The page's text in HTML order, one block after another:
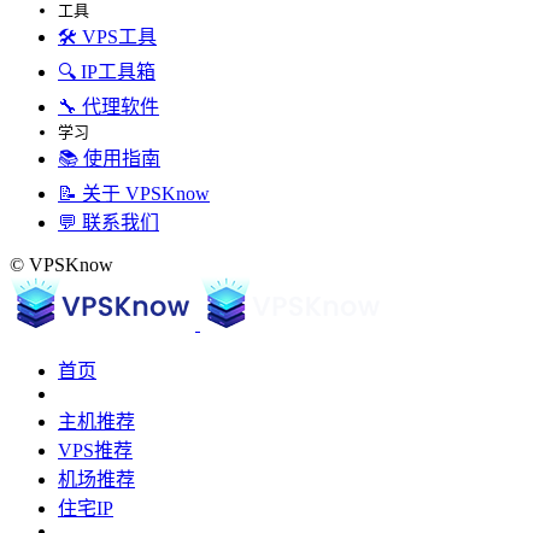
工具
🛠️ VPS工具
🔍 IP工具箱
🔧 代理软件
学习
📚 使用指南
📝 关于 VPSKnow
💬 联系我们
© VPSKnow
首页
主机推荐
VPS推荐
机场推荐
住宅IP